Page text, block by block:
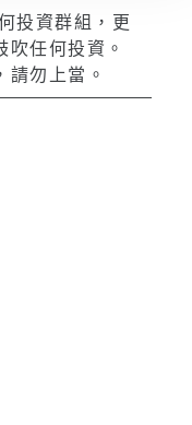
投資群組，更
吹任何投資。
請勿上當。